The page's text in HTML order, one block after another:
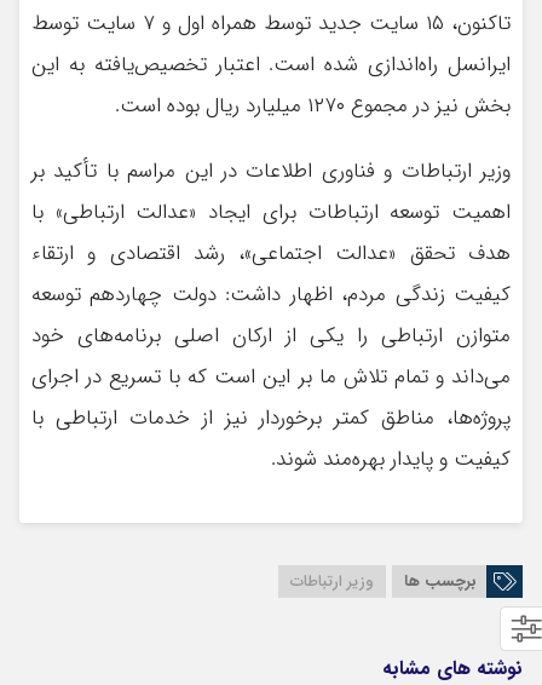
تاکنون، ۱۵ سایت جدید توسط همراه اول و ۷ سایت توسط
ایرانسل راه‌اندازی شده است. اعتبار تخصیص‌یافته به این
بخش نیز در مجموع ۱۲۷۰ میلیارد ریال بوده است.
وزیر ارتباطات و فناوری اطلاعات در این مراسم با تأکید بر
اهمیت توسعه ارتباطات برای ایجاد «عدالت ارتباطی» با
هدف تحقق «عدالت اجتماعی»، رشد اقتصادی و ارتقاء
کیفیت زندگی مردم، اظهار داشت: دولت چهاردهم توسعه
متوازن ارتباطی را یکی از ارکان اصلی برنامه‌های خود
می‌داند و تمام تلاش ما بر این است که با تسریع در اجرای
پروژه‌ها، مناطق کمتر برخوردار نیز از خدمات ارتباطی با
کیفیت و پایدار بهره‌مند شوند.
برچسب ها وزیر ارتباطات
نوشته های مشابه